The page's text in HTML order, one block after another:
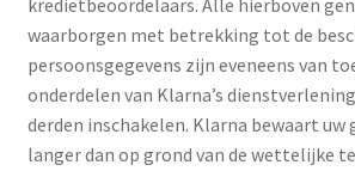
kredietbeoordelaars. Alle hierboven
waarborgen met betrekking tot de
persoonsgegevens zijn eveneens van
onderdelen van Klarna’s
derden inschakelen. Klarna bewaart uw
langer dan op grond van de wettelijke